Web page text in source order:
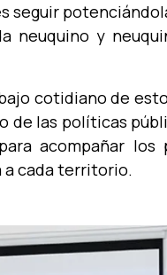
seguir
neuquino y
cotidiano de
de las políticas
acompañar los
a cada territorio.